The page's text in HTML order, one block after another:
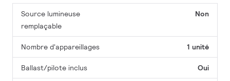
Source lumineuse
remplaçable
Non
Nombre d'appareillages 1 unité
Ballast/pilote inclus Oui